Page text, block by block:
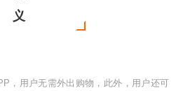
义
，用户无需外出购物，此外，用户还可